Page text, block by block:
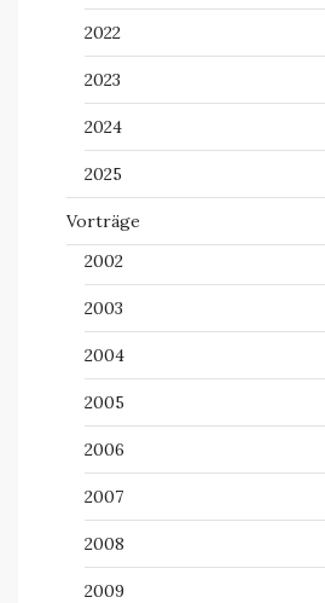
2022
2023
2024
2025
Vorträge
2002
2003
2004
2005
2006
2007
2008
2009